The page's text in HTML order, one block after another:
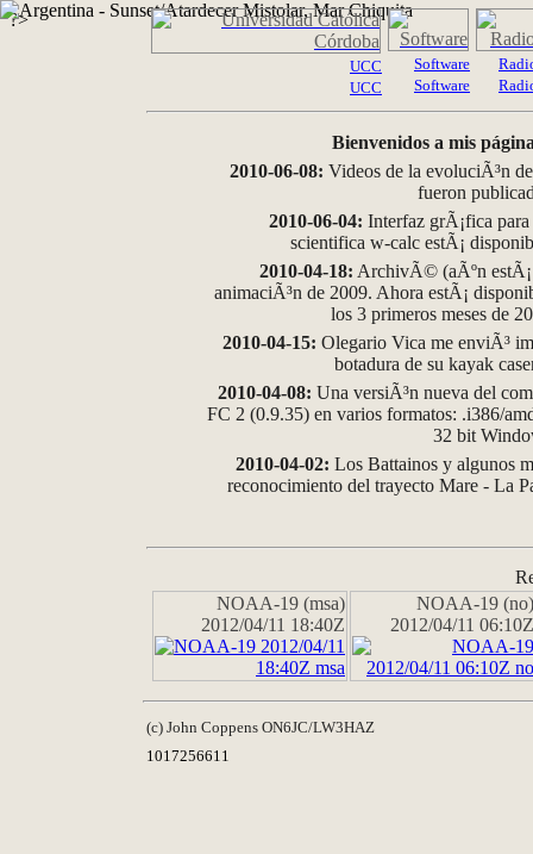
?>
UCC
UCC
Software
Software
Bienvenidos a mis
2010-06-08: Videos de la evoluciÃ³n
fueron
2010-06-04: Interfaz grÃ¡fica
scientifica w-calc estÃ¡
2010-04-18: ArchivÃ© (aÃºn
animaciÃ³n de 2009. Ahora estÃ¡
los 3 primeros meses de
2010-04-15: Olegario Vica me enviÃ³
botadura de su kayak
2010-04-08: Una versiÃ³n nueva del
FC 2 (0.9.35) en varios formatos: .i386/
32 bit
2010-04-02: Los Battainos y algunos
reconocimiento del trayecto Mare - La
NOAA-19 (msa)
2012/04/11 18:40Z
NOAA-19 (no)
2012/04/11 06:10Z
(c) John Coppens ON6JC/LW3HAZ
1017256611